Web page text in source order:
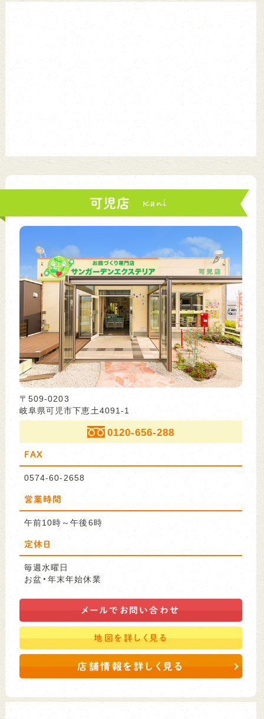
可児店
〒509-0203
岐阜県可児市下恵土4091-1
0120-656-288
FAX
0574-60-2658
営業時間
午前10時～午後6時
定休日
毎週水曜日
お盆・年末年始休業
メールで お問い合わせ
地図を詳しく見る
店舗情報を詳しく見る